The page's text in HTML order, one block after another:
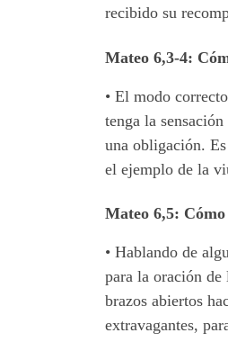
recibido su
Mateo 6,3-4:
• El modo
tenga la
una obligación.
el ejemplo de la
Mateo 6,5:
• Hablando de
para la oración de
brazos abiertos
extravagantes,